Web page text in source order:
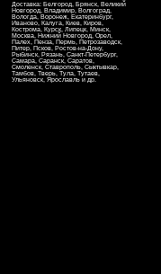
Доставка: Белгород, Брянск, Великий
Новгород, Владимир, Волгоград,
Вологда, Воронеж, Екатеринбург,
Иваново, Калуга, Киев, Киров,
Кострома, Курск, Липецк, Минск,
Москва, Нижний Новгород, Орел,
Палех, Пенза, Пермь, Петрозаводск,
Питер, Псков, Ростов-на-Дону,
Рыбинск, Рязань, Санкт-Петербург,
Самара, Саранск, Саратов,
Смоленск, Ставрополь, Сыктывкар,
Тамбов, Тверь, Тула, Тутаев,
Ульяновск, Ярославль и др.